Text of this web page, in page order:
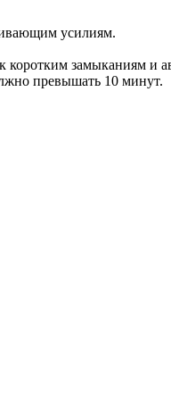
усилиям.
замыканиям и
превышать 10 минут.